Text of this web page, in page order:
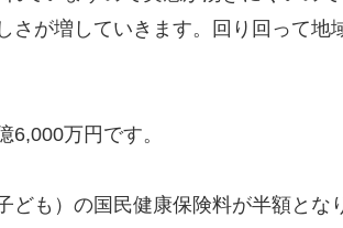
さが増していきます。回り回って地
万円です。
も）の国民健康保険料が半額とな